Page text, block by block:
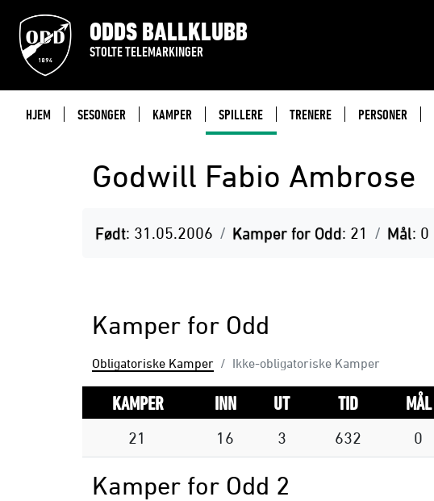
ODDS BALLKLUBB
STOLTE TELEMARKINGER
HJEM SESONGER KAMPER SPILLERE TRENERE PERSONER
Godwill Fabio Ambrose
Født: 31.05.2006 Kamper for Odd: 21 Mål: 0
Kamper for Odd
Obligatoriske Kamper Ikke-obligatoriske Kamper
KAMPER INN UT TID MÅL
21 16 3 632 0
Kamper for Odd 2